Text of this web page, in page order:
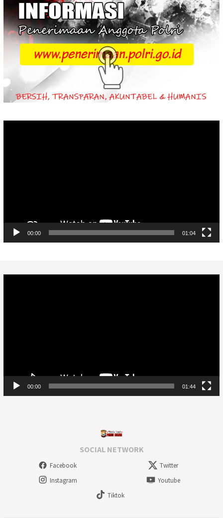
00:00 01:04
00:00 01:44
SOCIAL NETWORK
Facebook
Twitter
Instagram
Youtube
Tiktok